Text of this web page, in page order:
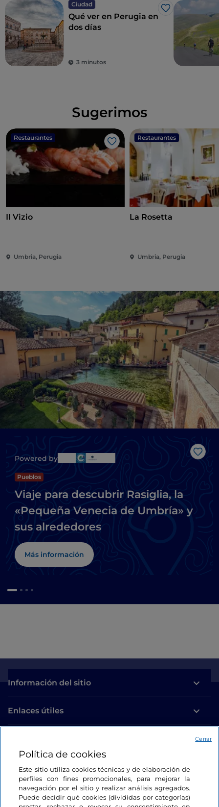
Ciudad
Me gusta
Qué ver en Perugia en
dos días
3 minutos
Sugerimos
Restaurantes
Me gusta
Il Vizio
Umbria, Perugia
Restaurantes
La Rosetta
Umbria, Perugia
Me
Powered by
Pueblos
Viaje para descubrir Rasiglia, la
«Pequeña Venecia de Umbría» y
sus alrededores
Más información
Información del sitio
Enlaces útiles
Estamos en contacto
Política de cookies
Este sitio utiliza cookies técnicas y de elaboración de
perfiles con fines promocionales, para mejorar la
navegación por el sitio y realizar análisis agregados.
Puede decidir qué cookies (divididas por categorías)
Cerrar